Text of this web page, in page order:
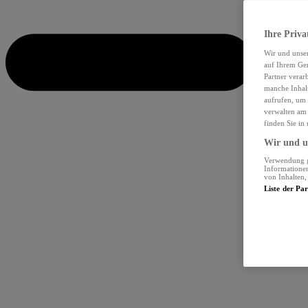
Ihre
Wir und
auf Ihrem
Partner
manche
aufrufen, um
verwalten
finden Sie in
Wir und
Verwendung
von Inhalten,
Liste der